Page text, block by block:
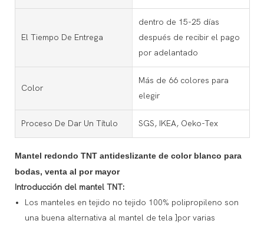
El Tiempo De Entrega
dentro de 15-25 días
después de recibir el pago
por adelantado
Color
Más de 66 colores para
elegir
Proceso De Dar Un Título SGS, IKEA, Oeko-Tex
Mantel redondo TNT antideslizante de color blanco para
bodas, venta al por mayor
Introducción del mantel TNT:
Los manteles en tejido no tejido 100% polipropileno son
una buena alternativa al mantel de tela ]por varias